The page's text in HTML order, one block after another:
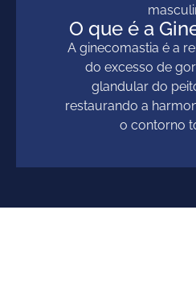
O que é a
A ginecomastia é a
do excesso de
glandular do
restaurando a
o contorno